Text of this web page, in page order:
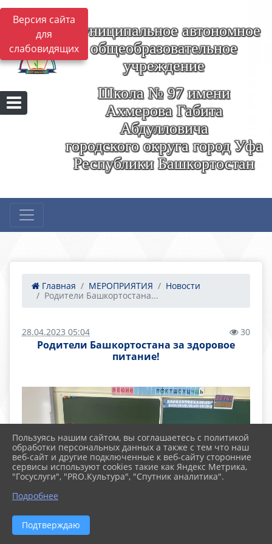
Версия сайта
для
слабовидящих
Муниципальное автономное
общеобразовательное
учреждение
Школа № 97 имени
Ахмерова Габита
Абдулловича
городского округа город Уфа
Республики Башкортостан
Главная МЕРОПРИЯТИЯ
Новости
Родители Башкортостана...
28.04.2023 05:04 30
Родители Башкортостана за здоровое
питание!
Пользуясь нашим сайтом, вы соглашаетесь с политикой
обработки персональных данных а также с тем что наш
веб-сайт и другие подключенные к веб-сайту сторонние
сервисы используют cookies такие как Яндекс Метрика,
"Госуслуги", "PRO.Культура", "Спутник аналитика".
Подробнее
Подтверждаю